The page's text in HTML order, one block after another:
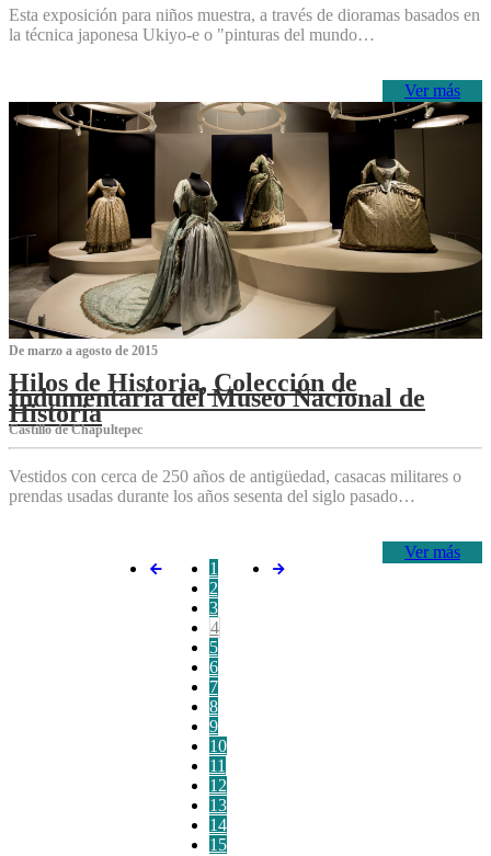
Esta exposición para niños muestra, a través de dioramas basados en
la técnica japonesa Ukiyo-e o "pinturas del mundo…
Ver más
De marzo a agosto de 2015
Hilos de Historia, Colección de
Indumentaria del Museo Nacional de
Historia
Castillo de Chapultepec
Vestidos con cerca de 250 años de antigüedad, casacas militares o
prendas usadas durante los años sesenta del siglo pasado…
Ver más
1
2
3
4
5
6
7
8
9
10
11
12
13
14
15